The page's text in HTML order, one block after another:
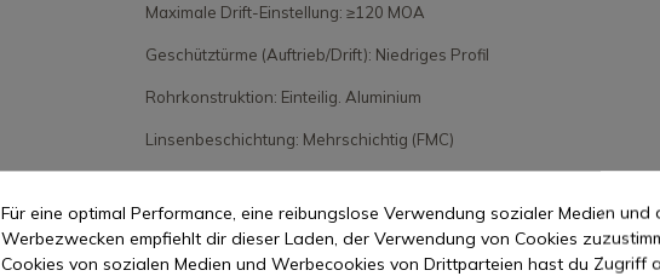
Maximale Drift-Einstellung: ≥120 MOA
Geschütztürme (Auftrieb/Drift): Niedriges Profil
Rohrkonstruktion: Einteilig. Aluminium
Linsenbeschichtung: Mehrschichtig (FMC)
Gas-Abdichtung
Dioptrieneinstellung: ≥ ±2,5 Dioptrien
Für eine optimal Performance, eine reibungslose Verwendung sozialer Medien und
Werbezwecken empfiehlt dir dieser Laden, der Verwendung von Cookies
Cookies von sozialen Medien und Werbecookies von Drittparteien hast du Zugriff